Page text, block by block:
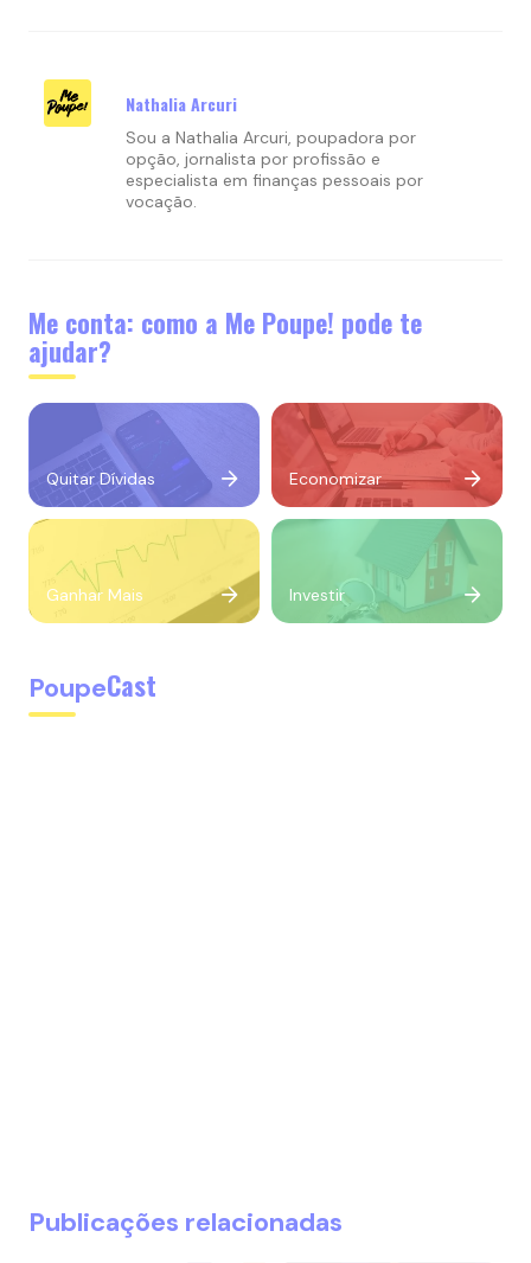
Nathalia Arcuri
Sou a Nathalia Arcuri, poupadora por
opção, jornalista por profissão e
especialista em finanças pessoais por
vocação.
Me conta: como a Me Poupe! pode te
ajudar?
Quitar Dívidas Economizar
Ganhar Mais Investir
PoupeCast
Publicações relacionadas